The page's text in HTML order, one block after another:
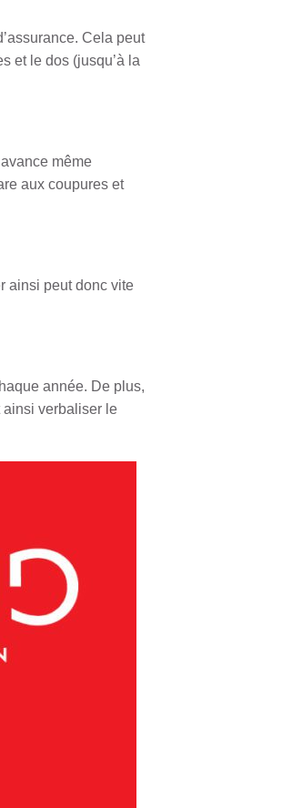
Cela peut
et le dos (jusqu’à la
même
aux coupures et
ainsi peut donc vite
année. De plus,
ainsi verbaliser le